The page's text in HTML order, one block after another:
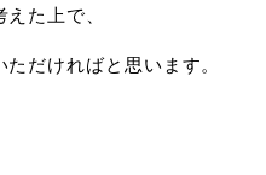
た上で、
だければと思います。